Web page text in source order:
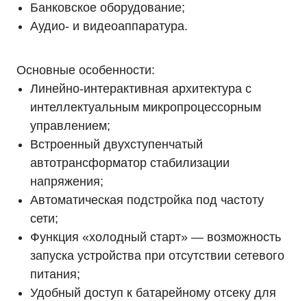
Банковское оборудование;
Аудио- и видеоаппаратура.
Основные особенности:
Линейно-интерактивная архитектура с
интеллектуальным микропроцессорным
управлением;
Встроенный двухступенчатый
автотрансформатор стабилизации
напряжения;
Автоматическая подстройка под частоту
сети;
Функция «холодный старт» — возможность
запуска устройства при отсутствии сетевого
питания;
Удобный доступ к батарейному отсеку для